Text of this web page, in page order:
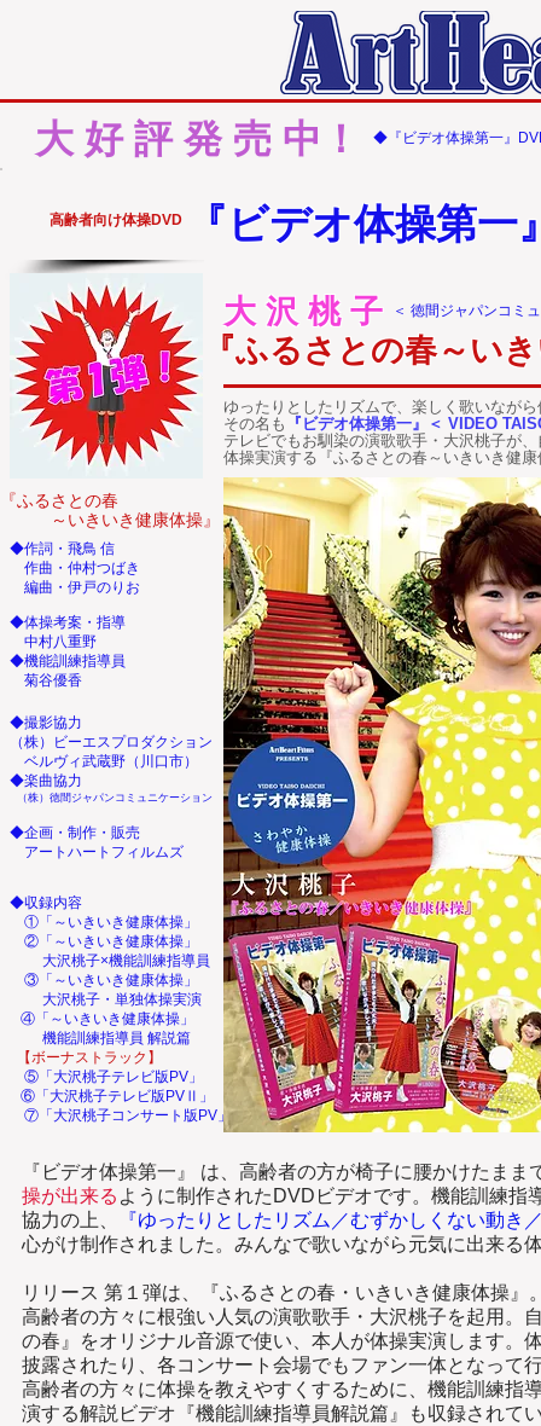
大 好 評 発 売 中！ ​◆『ビデオ体操第一』
高齢者向け体操DVD 『ビデオ体操第一
大 沢 桃 子 ＜ 徳間ジャパンコミ
『ふるさとの春～い
ゆったりとしたリズムで、楽しく歌いなが
その名も
『ビデオ体操第一』＜ VIDEO
テレビでもお馴染の演歌歌手・大沢桃子が
体操実演する『ふるさとの春～いきいき健
​◆作詞・飛鳥 信
作曲・仲村つばき
編曲・伊戸のりお
『ふるさとの春
～いきいき健康体操』
​◆収録内容
①「 ～いきいき健康体操」
②「 ～いきいき健康体操」
大沢桃子×機能訓練指導員
③ 「 ～いきいき健康体操」
大沢桃子・単独体操実演
④「 ～いきいき健康体操」
機能訓練指導員 解説篇
【ボーナストラック】
⑤「大沢桃子テレビ版PV 」
⑥「大沢桃子テレビ版PVⅡ 」
⑦「大沢桃子コンサート版PV 」
◆体操考案・指導
中村八重野
◆機能訓練指導員
菊谷優香
◆撮影協力
（株）ビーエスプロダクション
ベルヴィ武蔵野（川口市）
◆楽曲協力
（株）徳間ジャパンコミュニケーション
​◆企画・制作・販売
アートハートフィルムズ
『ビデオ体操第一』 は、高齢者の方が椅子に腰かけたまま
操が出来る ように制作されたDVDビデオです。機能訓練指
協力の上、
『ゆったりとした リズム／むずかしくない動き
心がけ制作されました。みんなで歌いながら元気に出来る
リリース 第１弾は、『ふるさとの春・いきいき健康体操
高齢者の方々に根強い人気の演歌歌手・大沢桃子を起用。
の春』をオリジナル音源で使い、本人が体操実演します。
披露されたり、 各コンサート会場でもファン一体となって
高齢者の方々に体操を教えやすくするために、機能訓練指
演する解説ビデオ『機能訓練指導員解説篇』も収録されて